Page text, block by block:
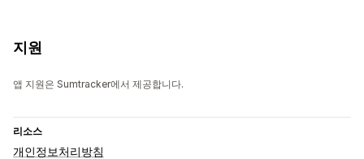
지원
앱 지원은 Sumtracker에서 제공합니다.
리소스
개인정보처리방침